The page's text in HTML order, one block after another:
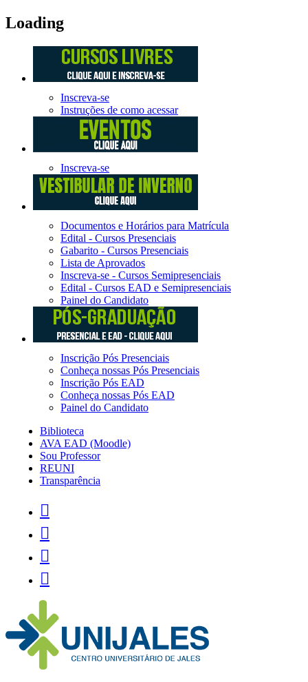
Loading
Inscreva-se
Instruções de como acessar
Inscreva-se
Documentos e Horários para Matrícula
Edital - Cursos Presenciais
Gabarito - Cursos Presenciais
Lista de Aprovados
Inscreva-se - Cursos Semipresenciais
Edital - Cursos EAD e Semipresenciais
Painel do Candidato
Inscrição Pós Presenciais
Conheça nossas Pós Presenciais
Inscrição Pós EAD
Conheça nossas Pós EAD
Painel do Candidato
Biblioteca
AVA EAD (Moodle)
Sou Professor
REUNI
Transparência



